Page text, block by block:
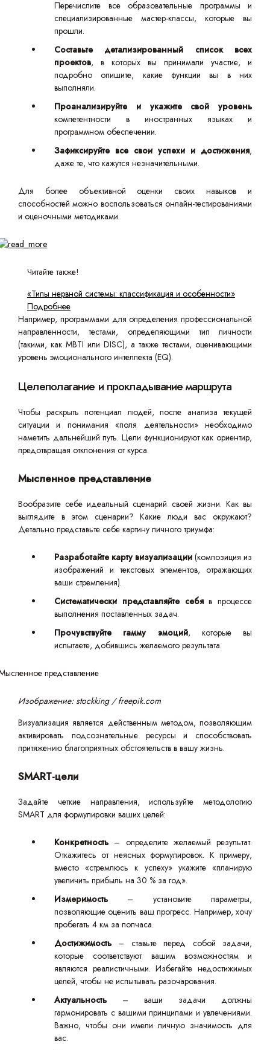
Перечислите все образовательные программы и
специализированные мастер-классы, которые вы
прошли.
Составьте детализированный список всех
проектов, в которых вы принимали участие, и
подробно опишите, какие функции вы в них
выполняли.
Проанализируйте и укажите свой уровень
компетентности в иностранных языках и
программном обеспечении.
Зафиксируйте все свои успехи и достижения,
даже те, что кажутся незначительными.
Для более объективной оценки своих навыков и
способностей можно воспользоваться онлайн-тестированиями
и оценочными методиками.
Читайте также!
«Типы нервной системы: классификация и особенности»
Подробнее
Например, программами для определения профессиональной
направленности, тестами, определяющими тип личности
(такими, как MBTI или DISC), а также тестами, оценивающими
уровень эмоционального интеллекта (EQ).
Целеполагание и прокладывание маршрута
Чтобы раскрыть потенциал людей, после анализа текущей
ситуации и понимания «поля деятельности» необходимо
наметить дальнейший путь. Цели функционируют как ориентир,
предотвращая отклонения от курса.
Мысленное представление
Вообразите себе идеальный сценарий своей жизни. Как вы
выглядите в этом сценарии? Какие люди вас окружают?
Детально представьте себе картину личного триумфа:
Разработайте карту визуализации (композиция из
изображений и текстовых элементов, отражающих
ваши стремления).
Систематически представляйте себяв процессе
выполнения поставленных задач.
Прочувствуйте гамму эмоций, которые вы
испытаете, добившись желаемого результата.
Изображение: stockking / freepik.com
Визуализация является действенным методом, позволяющим
активировать подсознательные ресурсы и способствовать
притяжению благоприятных обстоятельств в вашу жизнь.
SMART-цели
Задайте четкие направления, используйте методологию
SMART для формулировки ваших целей:
Конкретность – определите желаемый результат.
Откажитесь от неясных формулировок. К примеру,
вместо «стремлюсь к успеху» укажите «планирую
увеличить прибыль на 30 % за год».
Измеримость – установите параметры,
позволяющие оценить ваш прогресс. Например, хочу
пробегать 4 км за полчаса.
Достижимость – ставьте перед собой задачи,
которые соответствуют вашим возможностям и
являются реалистичными. Избегайте недостижимых
целей, чтобы не испытывать разочарования.
Актуальность – ваши задачи должны
гармонировать с вашими принципами и увлечениями.
Важно, чтобы они имели личную значимость для
вас.